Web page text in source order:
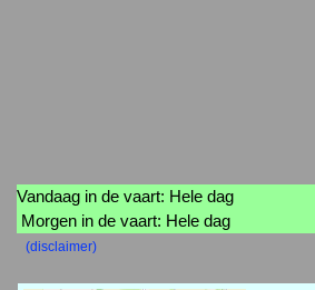
Vandaag in de vaart: Hele dag
Morgen in de vaart: Hele dag
(disclaimer)